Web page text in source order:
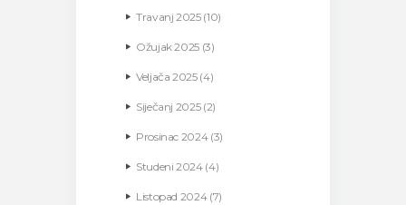
Travanj2025(10)
Ožujak2025 (3)
Veljača2025(4)
Siječanj 2025(2)
Prosinac 2024(3)
Studeni2024(4)
Listopad 2024(7)